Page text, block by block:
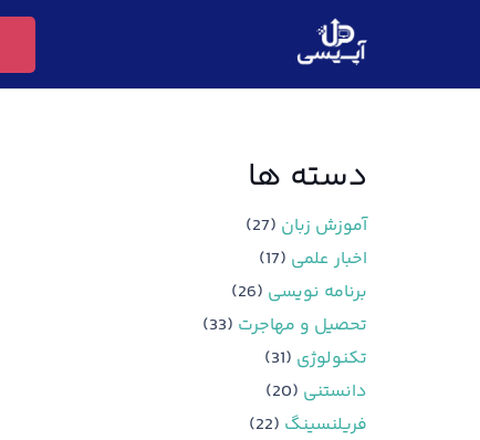
دسته ها
آموزش زبان (27)
اخبار علمی (17)
برنامه نویسی (26)
تحصیل و مهاجرت (33)
تکنولوژی (31)
دانستنی (20)
فریلنسینگ (22)